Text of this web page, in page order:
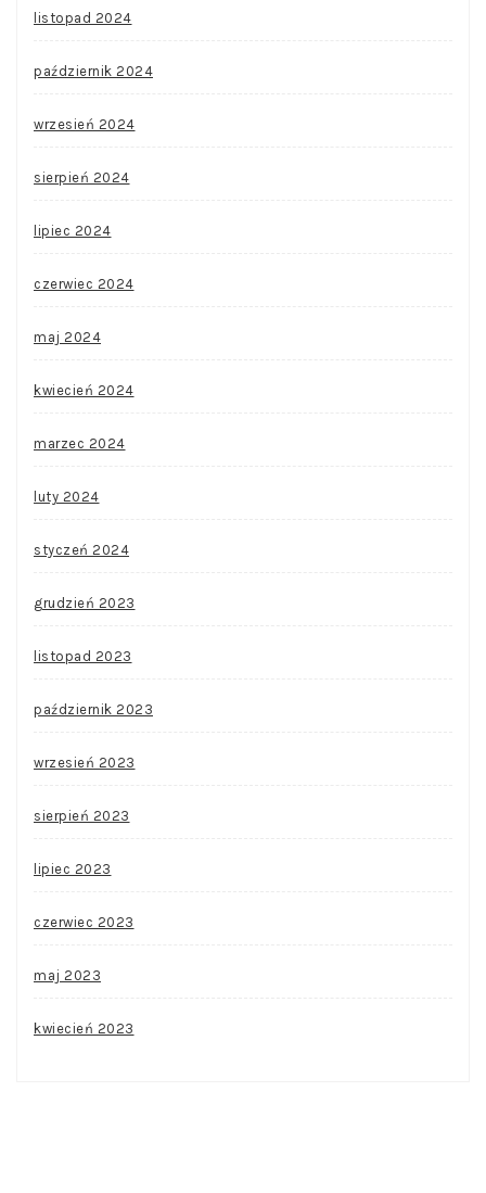
listopad 2024
październik 2024
wrzesień 2024
sierpień 2024
lipiec 2024
czerwiec 2024
maj 2024
kwiecień 2024
marzec 2024
luty 2024
styczeń 2024
grudzień 2023
listopad 2023
październik 2023
wrzesień 2023
sierpień 2023
lipiec 2023
czerwiec 2023
maj 2023
kwiecień 2023